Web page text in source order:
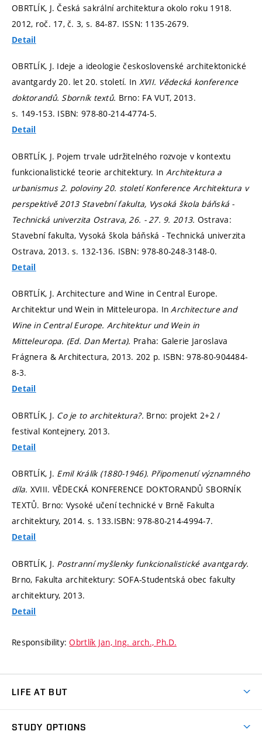
OBRTLÍK, J. Česká sakrální architektura okolo roku 1918.
2012, roč. 17, č. 3, s. 84-87. ISSN: 1135-2679.
Detail
OBRTLÍK, J. Ideje a ideologie československé architektonické
avantgardy 20. let 20. století. In XVII. Vědecká konference
doktorandů. Sborník textů. Brno: FA VUT, 2013.
s. 149-153. ISBN: 978-80-214-4774-5.
Detail
OBRTLÍK, J. Pojem trvale udržitelného rozvoje v kontextu
funkcionalistické teorie architektury. In Architektura a
urbanismus 2. poloviny 20. století Konference Architektura v
perspektivě 2013 Stavební fakulta, Vysoká škola báňská -
Technická univerzita Ostrava, 26. - 27. 9. 2013. Ostrava:
Stavební fakulta, Vysoká škola báňská - Technická univerzita
Ostrava, 2013.s. 132-136. ISBN: 978-80-248-3148-0.
Detail
OBRTLÍK, J. Architecture and Wine in Central Europe.
Architektur und Wein in Mitteleuropa. InArchitecture and
Wine in Central Europe. Architektur und Wein in
Mitteleuropa. (Ed. Dan Merta). Praha: Galerie Jaroslava
Frágnera & Architectura, 2013. 202 p. ISBN: 978-80-904484-
8-3.
Detail
OBRTLÍK, J. Co je to architektura?. Brno: projekt 2+2 /
festival Kontejnery, 2013.
Detail
OBRTLÍK, J. Emil Králík (1880-1946). Připomenutí významného
díla. XVIII. VĚDECKÁ KONFERENCE DOKTORANDŮ SBORNÍK
TEXTŮ. Brno: Vysoké učení technické v Brně Fakulta
architektury, 2014. s. 133.ISBN: 978-80-214-4994-7.
Detail
OBRTLÍK, J. Postranní myšlenky funkcionalistické avantgardy.
Brno, Fakulta architektury: SOFA-Studentská obec fakulty
architektury, 2013.
Detail
Responsibility:Obrtlík Jan, Ing. arch., Ph.D.
LIFE AT BUT
STUDY OPTIONS